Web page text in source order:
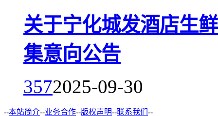
关于宁化城发酒店生
集意向公告
3572025-09-30
--本站简介--业务合作--版权声明--联系我们 --